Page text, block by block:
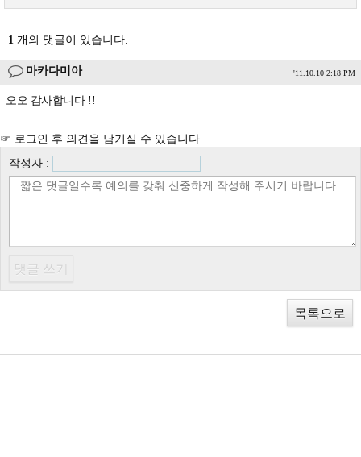
1 개의 댓글이 있습니다.
마카다미아 '11.10.10 2:18 PM
오오 감사합니다 !!
☞ 로그인 후 의견을 남기실 수 있습니다
작성자 :
목록으로